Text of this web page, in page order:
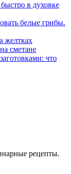
в духовке
белые грибы.
желтках
сметане
что
рецепты.